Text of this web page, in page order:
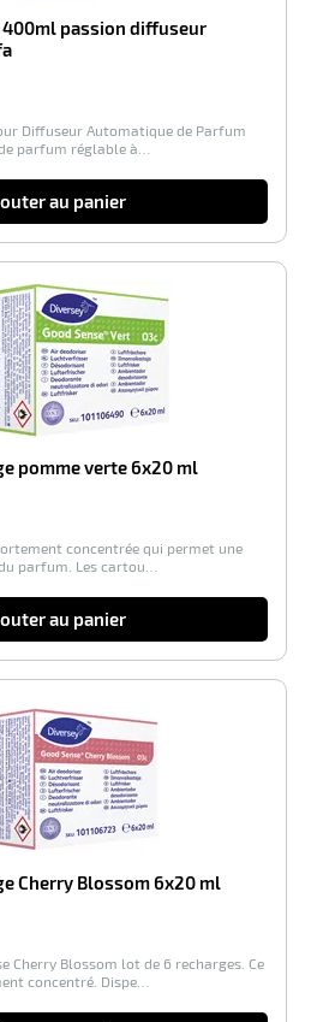
passion diffuseur
Diffuseur Automatique de Parfum
parfum réglable à…
au panier
pomme verte 6x20 ml
concentrée qui permet une
parfum. Les cartou…
au panier
Cherry Blossom 6x20 ml
Cherry Blossom lot de 6 recharges. Ce
concentré. Dispe…